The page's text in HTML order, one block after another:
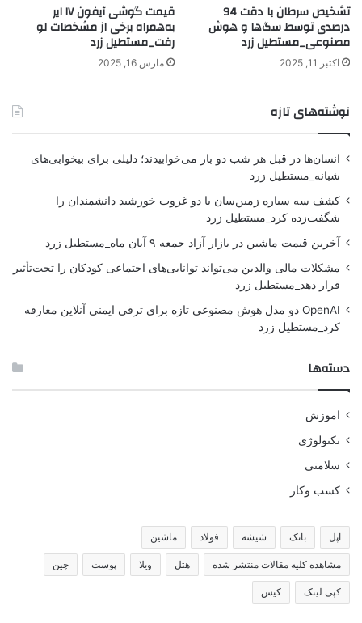
تشخیص سرطان با دقت 94
درصدی توسط سگ‌ها و هوش
مصنوعی_مستطیل زرد
اکتبر 11, 2025
قیمت گوشی آیفون ۱۷ ایر
به‌همراه برخی از مشخصات لو
رفت_مستطیل زرد
مارس 16, 2025
نوشته‌های تازه
انسان‌ها در قبل هر شب دو بار می‌خوابیدند؛ دلیلی برای بیخوابی‌های
شبانه_مستطیل زرد
کشف سه سیاره زمین‌سان با دو غروب خورشید دانشمندان را
شگفت‌زده کرد_مستطیل زرد
آخرین قیمت ماشین در بازار آزاد جمعه ۹ آبان ماه_مستطیل زرد
مشکلات مالی والدین می‌تواند توانایی‌های اجتماعی کودکان را تحت‌تأثیر
قرار دهد_مستطیل زرد
OpenAI دو مدل هوش مصنوعی تازه برای ترقی ایمنی آنلاین معارفه
کرد_مستطیل زرد
دسته‌ها
اموزش
تکنولوژی
سلامتی
کسب وکار
اپل بانک شیشه فولاد ماشین
مشاهده کلیه مقالات منتشر شده هتل ویلا پوست چین
کپی لینک کیس